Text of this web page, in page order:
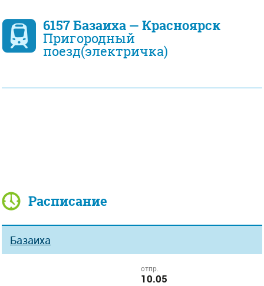
6157 Базаиха — Красноярск
Пригородный
поезд(электричка)
Расписание
Базаиха
отпр.
10.05